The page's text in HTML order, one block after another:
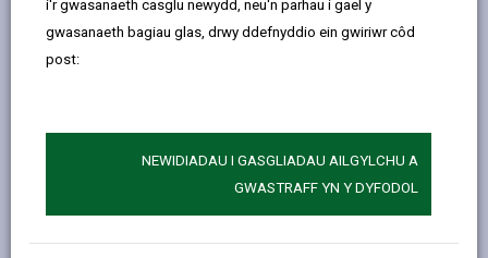
i'r gwasanaeth casglu newydd, neu'n parhau i gael y
gwasanaeth bagiau glas, drwy ddefnyddio ein gwiriwr côd
post:
NEWIDIADAU I GASGLIADAU AILGYLCHU A
GWASTRAFF YN Y DYFODOL
Adran Gwaith a Phensiynau neu'r Gwasanaeth
Pensiwn. Gallwch wneud cais os ydych chi'n berchen
ar eich cartref eich hun, yn talu rhent, yn ddi-waith
eich amgylchiadau (e.e. incwm, nifer y plant,
incwm eich aelwyd - mae hyn yn cynnwys